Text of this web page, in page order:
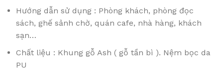
Hướng dẫn sử dụng : Phòng khách, phòng đọc
sách, ghế sảnh chờ, quán cafe, nhà hàng, khách
sạn…
Chất liệu : Khung gỗ Ash ( gỗ tần bì ). Nệm bọc da
PU